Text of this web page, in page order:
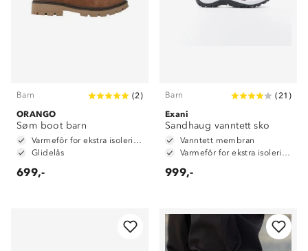
Barn (2)
ORANGO
Søm boot barn
Varmefôr for ekstra isolering
Glidelås
699,-
Barn (21 )
Exani
Sandhaug vanntett sko
Vanntett membran
Varmefôr for ekstra isolering
999,-